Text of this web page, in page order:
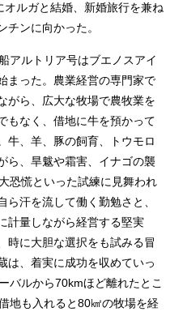
ルガと結婚、新婚旅行を兼ね
チンに向かった。
アルトリア号はブエノスアイ
まった。農業経営の専門家で
がら、広大な牧場で農牧業を
もなく、借地に牛を預かって
牛、羊、豚の飼育、トウモロ
ら、旱魃や霜害、イナゴの襲
恐慌といった試練に見舞われ
汗を流して働く勤勉さと、
計量しながら経営する堅実
時に大胆な選択をも試みる冒
は、着実に成功を収めていっ
バルから70kmほど離れたとこ
地も入れると80㎢の牧場を経